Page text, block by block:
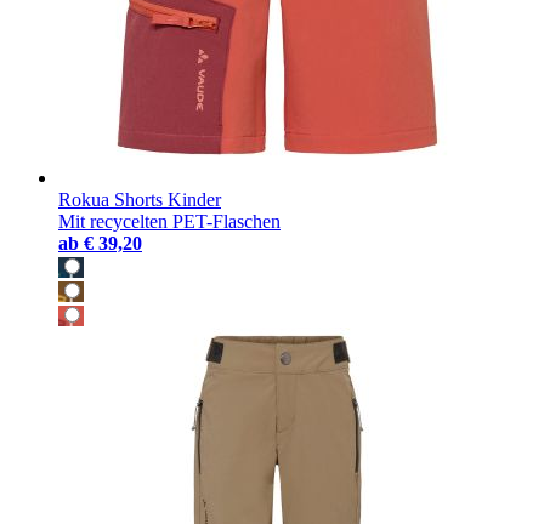
Rokua Shorts Kinder
Mit recycelten PET-Flaschen
ab € 39,20